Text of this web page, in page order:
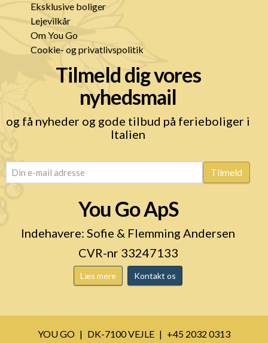
Eksklusive boliger
Lejevilkår
Om You Go
Cookie- og privatlivspolitik
Tilmeld dig vores
nyhedsmail
og få nyheder og gode tilbud på ferieboliger i
Italien
email (Påkrævet) Tilmeld
You Go ApS
Indehavere: Sofie & Flemming Andersen
CVR-nr 33247133
Læs mere Kontakt os
YOU GO DK-7100 VEJLE
+45 2032 0313